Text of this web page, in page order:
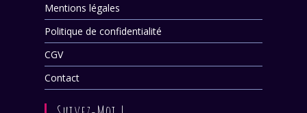
Mentions légales
Politique de confidentialité
CGV
Contact